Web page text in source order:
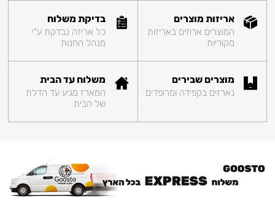
אריזות מוצרים
המוצרים ארוזים באריזות
מקוריות
בדיקת משלוח
כל אריזה נבדקת ע"י
מנהל החנות
מוצרים שבירים
נארזים בקפידה ומרופדים
משלוח עד הבית
המארז מגיע עד הדלת
של הבית